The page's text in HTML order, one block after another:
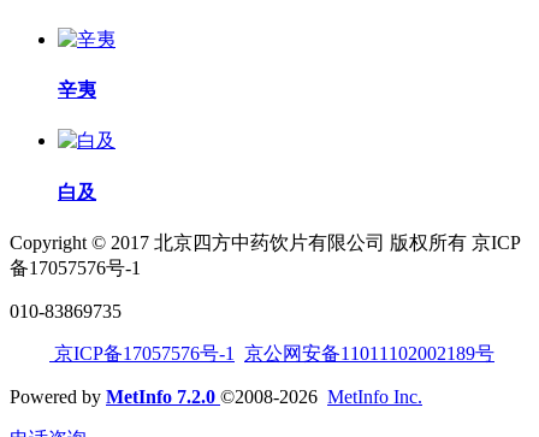
辛夷
白及
Copyright © 2017 北京四方中药饮片有限公司 版权所有 京ICP
备17057576号-1
010-83869735
京ICP备17057576号-1 京公网安备11011102002189号
Powered by MetInfo 7.2.0 ©2008-2026 MetInfo Inc.